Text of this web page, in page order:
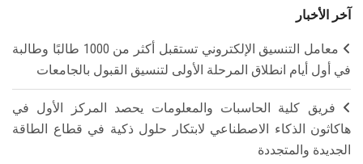
آخر الأخبار
معامل التنسيق الإلكتروني تستقبل أكثر من 1000 طالبًا وطالبة
في أول أيام انطلاق المرحلة الأولى لتنسيق القبول بالجامعات
فريق كلية الحاسبات والمعلومات يحصد المركز الأول في
هاكاثون الذكاء الاصطناعي لابتكار حلول ذكية في قطاع الطاقة
الجديدة والمتجددة